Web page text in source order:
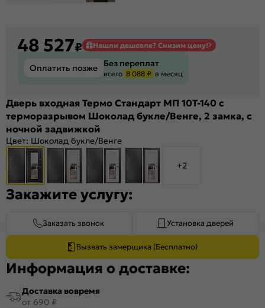
48 527₽ Нашли дешевле? Снизим цену!
Оплатить позже Без переплат
всего 8 088 ₽ в месяц
Дверь входная Термо Стандарт МП 10T-140 с
терморазрывом Шоколад букле/Венге, 2 замка, с
ночной задвижкой
Цвет: Шоколад букле/Венге
+2
Закажите услугу:
Заказать звонок Установка дверей
Вызвать замерщика (Бесплатно)
Информация о доставке:
Доставка вовремя
от 690 ₽